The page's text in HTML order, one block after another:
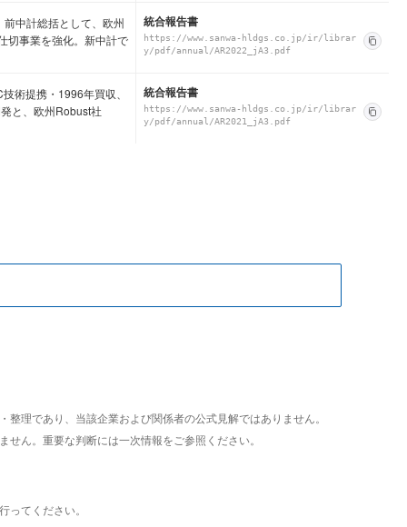
中計総括として、欧州
切事業を強化。新中計で
統合報告書
https://www.sanwa-hldgs.co.jp/ir/librar
y/pdf/annual/AR2022_jA3.pdf
術提携・1996年買収、
と、欧州Robust社
統合報告書
https://www.sanwa-hldgs.co.jp/ir/librar
y/pdf/annual/AR2021_jA3.pdf
理であり、当該企業および関係者の公式見解ではありません。
ん。重要な判断には一次情報をご参照ください。
ってください。